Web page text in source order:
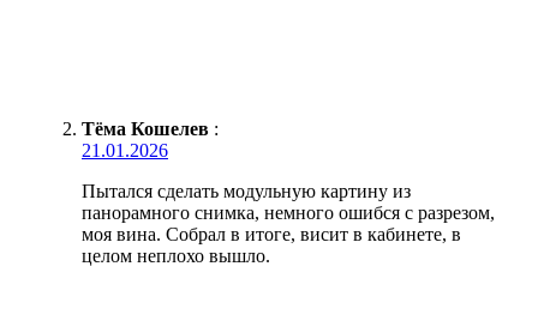
Тёма Кошелев :
21.01.2026
Пытался сделать модульную картину из
панорамного снимка, немного ошибся с разрезом,
моя вина. Собрал в итоге, висит в кабинете, в
целом неплохо вышло.